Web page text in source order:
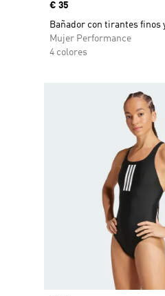
Precio
€ 35
Bañador con tirantes finos
Mujer Performance
4 colores